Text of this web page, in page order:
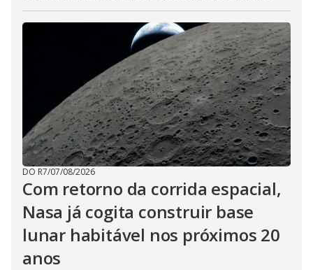
DO R7/07/08/2026
Com retorno da corrida espacial,
Nasa já cogita construir base
lunar habitável nos próximos 20
anos